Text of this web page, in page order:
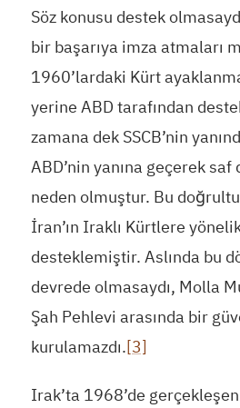
Söz konusu destek
bir başarıya imza atmaları
1960’lardaki Kürt
yerine ABD tarafından
zamana dek SSCB’nin
ABD’nin yanına geçerek
neden olmuştur. Bu
İran’ın Iraklı Kürtlere
desteklemiştir. Aslında bu
devrede olmasaydı, Molla
Şah Pehlevi arasında bir
kurulamazdı.[3]
Irak’ta 1968’de